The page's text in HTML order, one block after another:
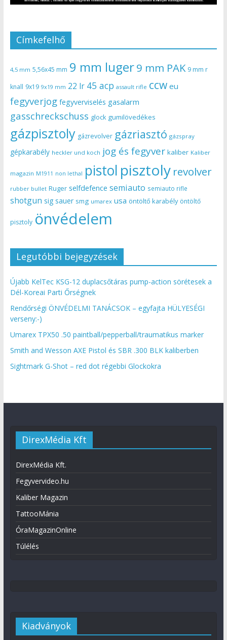
Címkefelhő
4,5 mm 5,56x45 mm 9 mm luger9 mm PAK 9 mm r
knall 9x19 9x19 mm 22 lr 45 acp assault rifle ccw eu
fegyverjog fegyverviselés gasalarm
gasschreckschuss glock gumilövedékes
gázpisztoly gázrevolver gázriasztó gázspray
gépkarabély heckler und koch jog és fegyver kaliber Kaliber
magazin M1911 non lethal pistol pisztoly revolver
rubber bullet Ruger selfdefence semiauto semiauto rifle
shotgun sig sauer smg umarex usa öntöltő karabély öntöltő
pisztoly önvédelem
Legutóbbi bejegyzések
Újabb KelTec KSG-12 duplacsőtáras pump-action sörétesek a
Dél-Koreai Parti Őrségnek
Rendőrségi ÖNVÉDELMI TANÁCSOK – egyfajta HÜLYESÉGI
verseny:-)
Umarex TPX50 .50 paintball/pepperball/traumatikus marker
Smith and Wesson AXE Pistol és SBR .300 BLK kaliberben
Sightmark G-Shot – red dot régebbi Glockokra
DirexMédia Kft
DirexMédia Kft.
Fegyvervideo.hu
Kaliber Magazin
TattooMánia
ÓraMagazinOnline
Túlélés
Kiadványok